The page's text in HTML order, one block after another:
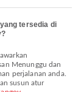
tersedia di
Menunggu dan
perjalanan anda.
susun atur